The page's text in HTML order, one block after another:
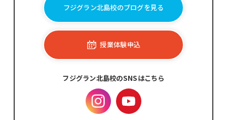
フジグラン北島校のブログを見る
授業体験申込
フジグラン北島校のSNSはこちら